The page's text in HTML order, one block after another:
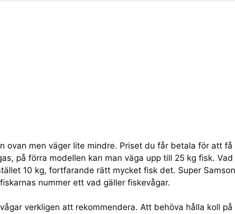
ovan men väger lite mindre. Priset du får betala för att få
på förra modellen kan man väga upp till 25 kg fisk. Vad
10 kg, fortfarande rätt mycket fisk det. Super
nummer ett vad gäller fiskevågar.
verkligen att rekommendera. Att behöva hålla koll på